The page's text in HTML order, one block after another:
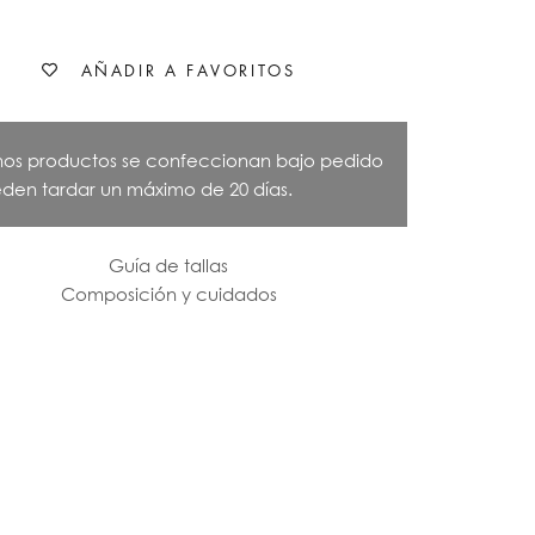
AÑADIR A FAVORITOS
productos se confeccionan bajo pedido
tardar un máximo de 20 días.
Guía de tallas
Composición y cuidados